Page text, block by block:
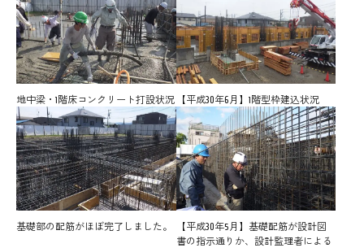
地中梁・1階床コンクリート打設状況 【平成30年6月】1階型枠建込状況
基礎部の配筋がほぼ完了しました。
【平成30年5月】基礎配筋が設計図
書の指示通りか、設計監理者による